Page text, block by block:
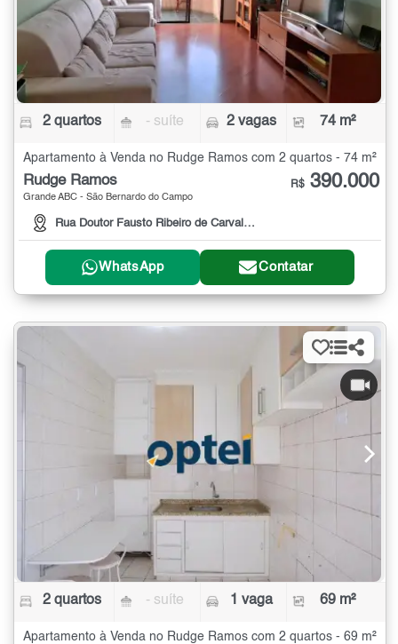
2 quartos - suíte 2 vagas 74 m²
Apartamento à Venda no Rudge Ramos com 2 quartos - 74 m²
Rudge Ramos
Grande ABC - São Bernardo do Campo
Rua Doutor Fausto Ribeiro de Carvalho, 261
R$ 390.000
WhatsApp Contatar
2 quartos - suíte 1 vaga 69 m²
Apartamento à Venda no Rudge Ramos com 2 quartos - 69 m²